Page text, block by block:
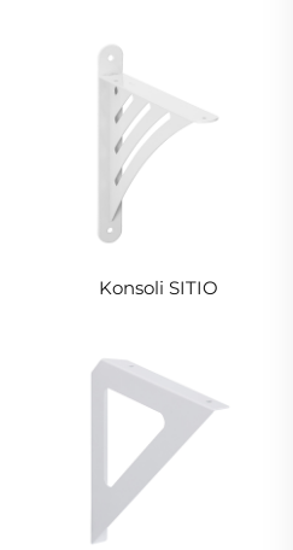
Konsoli SITIO